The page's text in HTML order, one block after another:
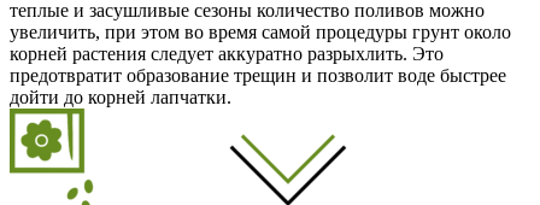
теплые и засушливые сезоны количество поливов можно
увеличить, при этом во время самой процедуры грунт около
корней растения следует аккуратно разрыхлить. Это
предотвратит образование трещин и позволит воде быстрее
дойти до корней лапчатки.